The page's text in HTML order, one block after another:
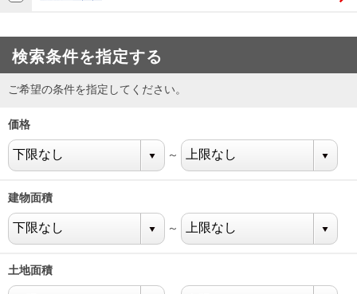
す
購入向け
住宅ロー
レーショ
ン
役立ちコ
住まいと
暮らしの
税金の本
（電子ブ
ック）
ド
ラム）
税金の本
（電子ブ
ック）
検索条件を指定する
ご希望の条件を指定してください。
価格
～
建物面積
～
土地面積